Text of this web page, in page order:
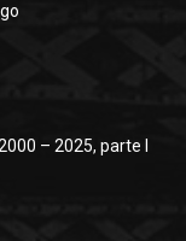
– 2025, parte I